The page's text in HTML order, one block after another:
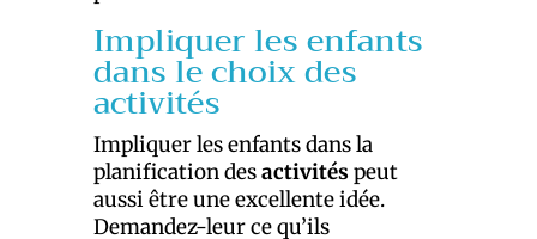
Impliquer les enfants
dans le choix des
activités
Impliquer les enfants dans la
planification desactivitéspeut
aussi être une excellente idée.
Demandez-leur ce qu’ils